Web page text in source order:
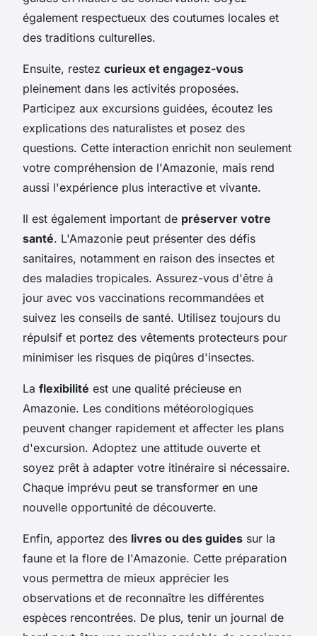
également respectueux des coutumes locales et
des traditions culturelles.
Ensuite, restez curieux et engagez-vous
pleinement dans les activités proposées.
Participez aux excursions guidées, écoutez les
explications des naturalistes et posez des
questions. Cette interaction enrichit non seulement
votre compréhension de l'Amazonie, mais rend
aussi l'expérience plus interactive et vivante.
Il est également important de préserver votre
santé. L'Amazonie peut présenter des défis
sanitaires, notamment en raison des insectes et
des maladies tropicales. Assurez-vous d'être à
jour avec vos vaccinations recommandées et
suivez les conseils de santé. Utilisez toujours du
répulsif et portez des vêtements protecteurs pour
minimiser les risques de piqûres d'insectes.
La flexibilité est une qualité précieuse en
Amazonie. Les conditions météorologiques
peuvent changer rapidement et affecter les plans
d'excursion. Adoptez une attitude ouverte et
soyez prêt à adapter votre itinéraire si nécessaire.
Chaque imprévu peut se transformer en une
nouvelle opportunité de découverte.
Enfin, apportez des livres ou des guides sur la
faune et la flore de l'Amazonie. Cette préparation
vous permettra de mieux apprécier les
observations et de reconnaître les différentes
espèces rencontrées. De plus, tenir un journal de